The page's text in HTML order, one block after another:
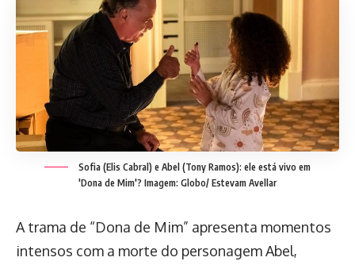
Sofia (Elis Cabral) e Abel (Tony Ramos): ele está vivo em
'Dona de Mim'? Imagem: Globo/ Estevam Avellar
A trama de “Dona de Mim” apresenta momentos
intensos com a morte do personagem Abel,